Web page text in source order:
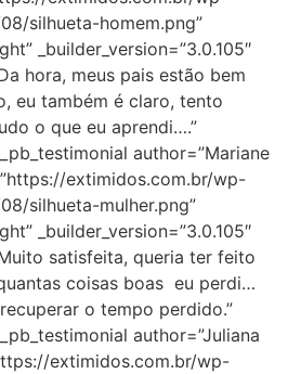
silhueta-homem.png”
_builder_version=”3.0.105″
hora, meus pais estão bem
eu também é claro, tento
o que eu aprendi….”
author=”Mariane
extimidos.com.br/wp-
silhueta-mulher.png”
_builder_version=”3.0.105″
satisfeita, queria ter feito
coisas boas eu perdi…
o tempo perdido.”
author=”Juliana
extimidos.com.br/wp-